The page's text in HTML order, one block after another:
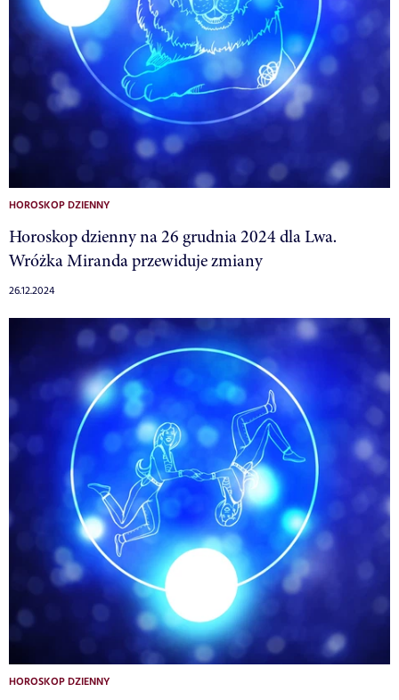
HOROSKOP DZIENNY
Horoskop dzienny na 26 grudnia 2024 dla Lwa.
Wróżka Miranda przewiduje zmiany
26.12.2024
HOROSKOP DZIENNY